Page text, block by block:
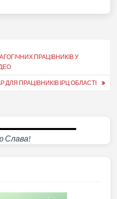
ПРАЦІВНИКІВ У
ДЛЯ ПРАЦІВНИКІВ ІРЦ ОБЛАСТІ
Слава!